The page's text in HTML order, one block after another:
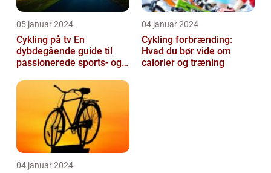
05 januar 2024
Cykling på tv En
dybdegående guide til
passionerede sports- og
04 januar 2024
Cykling forbrænding:
Hvad du bør vide om
calorier og træning
04 januar 2024